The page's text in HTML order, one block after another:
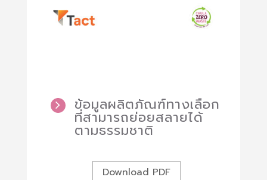
ข้อมูลผลิตภัณฑ์ทางเลือก
ที่สามารถย่อยสลายได้
ตามธรรมชาติ
Download PDF